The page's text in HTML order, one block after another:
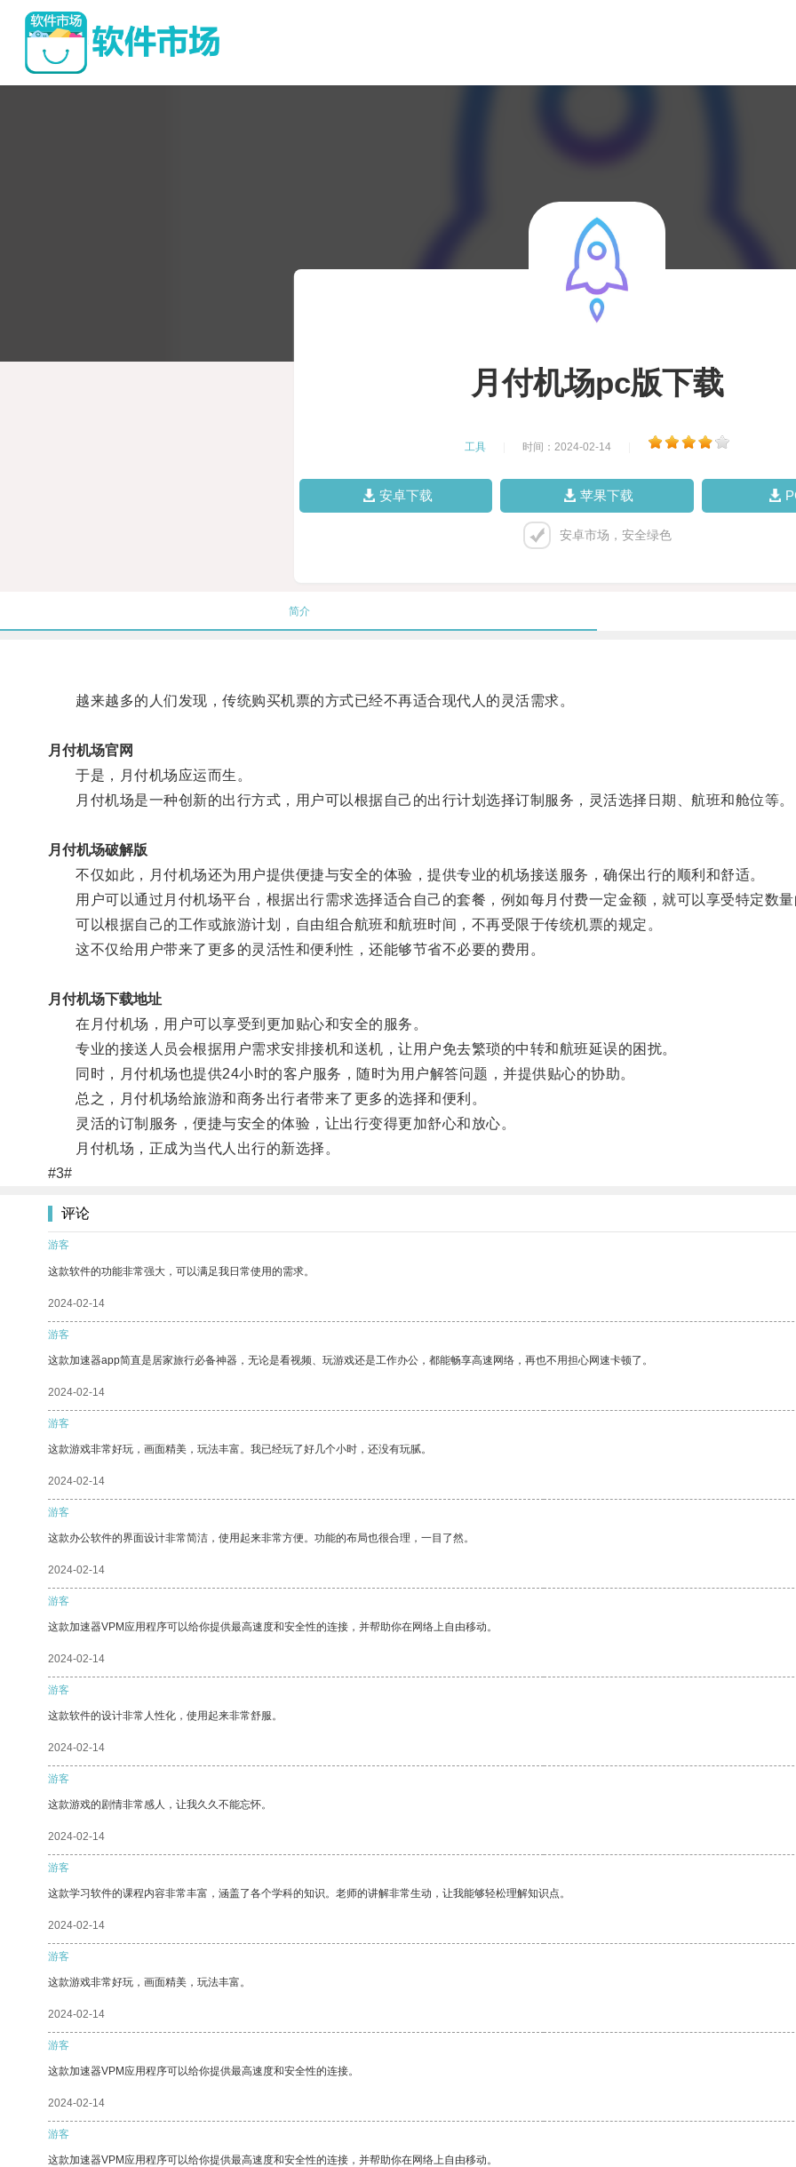
月付机场pc版下载
工具 时间：2024-02-14
安卓下载 苹果下载
安卓市场，安全绿色
简介
越来越多的人们发现，传统购买机票的方式已经不再适合现代人的灵活需求。
月付机场官网
于是，月付机场应运而生。
月付机场是一种创新的出行方式，用户可以根据自己的出行计划选择订制服务，灵活选择日期、航班和舱位等。
月付机场破解版
不仅如此，月付机场还为用户提供便捷与安全的体验，提供专业的机场接送服务，确保出行的顺利和舒适。
用户可以通过月付机场平台，根据出行需求选择适合自己的套餐，例如每月付费一定金额，就可以享受特定数
可以根据自己的工作或旅游计划，自由组合航班和航班时间，不再受限于传统机票的规定。
这不仅给用户带来了更多的灵活性和便利性，还能够节省不必要的费用。
月付机场下载地址
在月付机场，用户可以享受到更加贴心和安全的服务。
专业的接送人员会根据用户需求安排接机和送机，让用户免去繁琐的中转和航班延误的困扰。
同时，月付机场也提供24小时的客户服务，随时为用户解答问题，并提供贴心的协助。
总之，月付机场给旅游和商务出行者带来了更多的选择和便利。
灵活的订制服务，便捷与安全的体验，让出行变得更加舒心和放心。
月付机场，正成为当代人出行的新选择。
#3#
评论
游客
这款软件的功能非常强大，可以满足我日常使用的需求。
2024-02-14
游客
这款加速器app简直是居家旅行必备神器，无论是看视频、玩游戏还是工作办公，都能畅享高速网络，再也不用担心网速卡顿了。
2024-02-14
游客
这款游戏非常好玩，画面精美，玩法丰富。我已经玩了好几个小时，还没有玩腻。
2024-02-14
游客
这款办公软件的界面设计非常简洁，使用起来非常方便。功能的布局也很合理，一目了然。
2024-02-14
游客
这款加速器VPM应用程序可以给你提供最高速度和安全性的连接，并帮助你在网络上自由移动。
2024-02-14
游客
这款软件的设计非常人性化，使用起来非常舒服。
2024-02-14
游客
这款游戏的剧情非常感人，让我久久不能忘怀。
2024-02-14
游客
这款学习软件的课程内容非常丰富，涵盖了各个学科的知识。老师的讲解非常生动，让我能够轻松理解知识点。
2024-02-14
游客
这款游戏非常好玩，画面精美，玩法丰富。
2024-02-14
游客
这款加速器VPM应用程序可以给你提供最高速度和安全性的连接。
2024-02-14
游客
这款加速器VPM应用程序可以给你提供最高速度和安全性的连接，并帮助你在网络上自由移动。